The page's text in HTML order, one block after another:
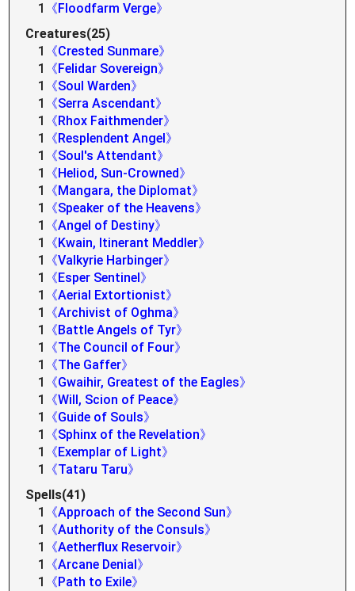
1
《Floodfarm Verge》
Creatures(25)
1
《Crested Sunmare》
1
《Felidar Sovereign》
1
《Soul Warden》
1
《Serra Ascendant》
1
《Rhox Faithmender》
1
《Resplendent Angel》
1
《Soul's Attendant》
1
《Heliod, Sun-Crowned》
1
《Mangara, the Diplomat》
1
《Speaker of the Heavens》
1
《Angel of Destiny》
1
《Kwain, Itinerant Meddler》
1
《Valkyrie Harbinger》
1
《Esper Sentinel》
1
《Aerial Extortionist》
1
《Archivist of Oghma》
1
《Battle Angels of Tyr》
1
《The Council of Four》
1
《The Gaffer》
1
《Gwaihir, Greatest of the Eagles》
1
《Will, Scion of Peace》
1
《Guide of Souls》
1
《Sphinx of the Revelation》
1
《Exemplar of Light》
1
《Tataru Taru》
Spells(41)
1
《Approach of the Second Sun》
1
《Authority of the Consuls》
1
《Aetherflux Reservoir》
1
《Arcane Denial》
1
《Path to Exile》